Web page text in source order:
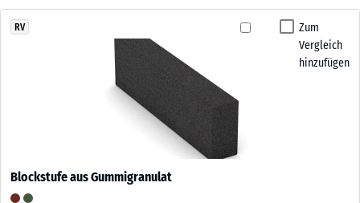
Zum
Vergleich
hinzufügen
RV
Blockstufe aus Gummigranulat